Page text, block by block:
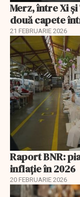
Merz, între Xi
două capete
21 FEBRUARIE 2026
Raport BNR:
inflație în 2026
20 FEBRUARIE 2026